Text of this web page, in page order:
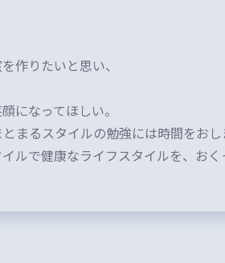
作りたいと思い、
になってほしい。
まるスタイルの勉強には時間をおし
ルで健康なライフスタイルを、おく